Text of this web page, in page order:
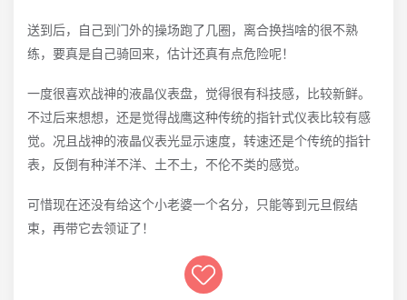
送到后，自己到门外的操场跑了几圈，离合换挡啥的很不熟
练，要真是自己骑回来，估计还真有点危险呢！
一度很喜欢战神的液晶仪表盘，觉得很有科技感，比较新鲜。
不过后来想想，还是觉得战鹰这种传统的指针式仪表比较有感
觉。况且战神的液晶仪表光显示速度，转速还是个传统的指针
表，反倒有种洋不洋、土不土，不伦不类的感觉。
可惜现在还没有给这个小老婆一个名分，只能等到元旦假结
束，再带它去领证了！